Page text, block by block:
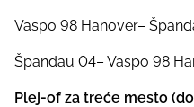
Vaspo 98 Hanover–
Špandau 04– Vaspo 98
Plej-of za treće mesto